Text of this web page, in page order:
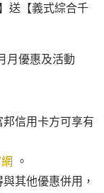
送【義式綜合千
月優惠及活動
信用卡方可享有
。
其他優惠併用，